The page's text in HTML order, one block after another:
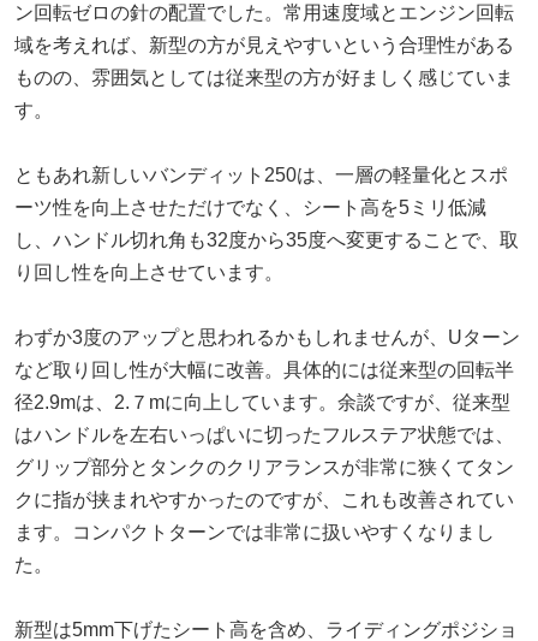
ン回転ゼロの針の配置でした。常用速度域とエンジン回転
域を考えれば、新型の方が見えやすいという合理性がある
ものの、雰囲気としては従来型の方が好ましく感じていま
す。
ともあれ新しいバンディット250は、一層の軽量化とスポ
ーツ性を向上させただけでなく、シート高を5ミリ低減
し、ハンドル切れ角も32度から35度へ変更することで、取
り回し性を向上させています。
わずか3度のアップと思われるかもしれませんが、Uターン
など取り回し性が大幅に改善。具体的には従来型の回転半
径2.9mは、2.７mに向上しています。余談ですが、従来型
はハンドルを左右いっぱいに切ったフルステア状態では、
グリップ部分とタンクのクリアランスが非常に狭くてタン
クに指が挟まれやすかったのですが、これも改善されてい
ます。コンパクトターンでは非常に扱いやすくなりまし
た。
新型は5mm下げたシート高を含め、ライディングポジショ